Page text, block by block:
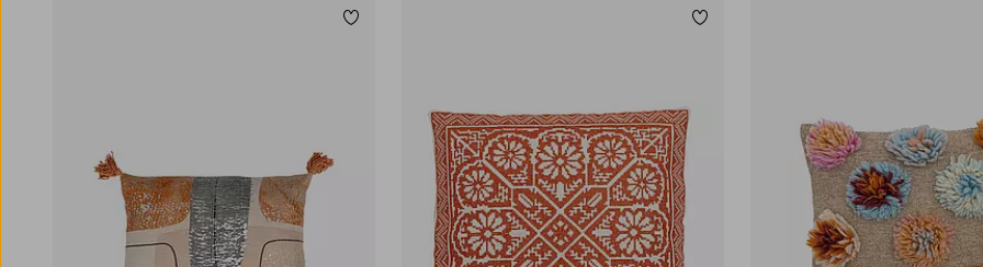
Lägg till i favoriter Lägg till i favoriter